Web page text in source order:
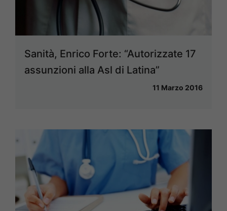
Sanità, Enrico Forte: “Autorizzate 17
assunzioni alla Asl di Latina”
11 Marzo 2016